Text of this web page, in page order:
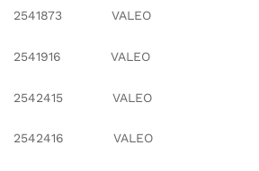
2541873 VALEO
2541916 VALEO
2542415 VALEO
2542416 VALEO